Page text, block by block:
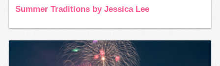
Summer Traditions by Jessica Lee